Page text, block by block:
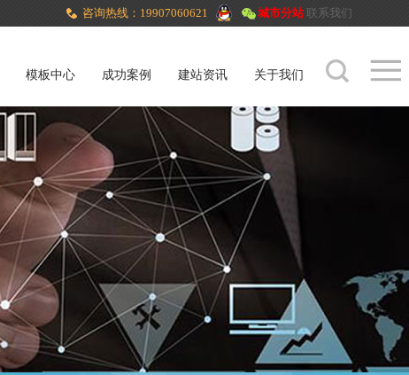
咨询热线：19907060621 城市分站 联系我们
模板中心 成功案例 建站资讯 关于我们